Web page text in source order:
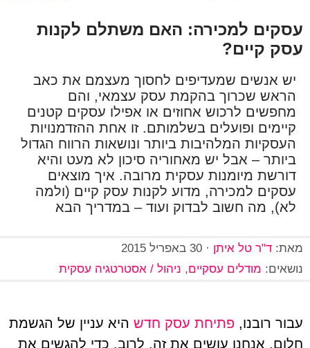
עסקים למכירה: האם משתלם לקנות
עסק קיים?
יש אנשים שמעדיפים לחסוך מעצמם את כאב
הראש שכרוך בהקמת עסק עצמאי, והם
מחפשים לרכוש אחוזים או אפילו עסקים קטנים
קיימים ופועלים בשלמותם. זו אחת ההזדמנויות
העסקיות המלהיבות ביותר ונושאות הרווח הגדול
ביותר – אבל יש מאחוריה סיכון לא מעט והיא
דורשת מיומנות עסקית מרובה. איך מוצאים
עסקים למכירה, מדוע לקנות עסק קיים (ולמה
לא), מה חשוב לבדוק ועוד – במדריך הבא
מאת: ד"ר טל איתן· 30 באפריל 2015
נושאים: מודלים עסקיים, ניהול / אסטרטגיה עסקית
עבור רובנו, פתיחת עסק חדשהיא עניין של הגשמת
חלום. אנחנו עושים את זה, לרוב, כדי להגשים את